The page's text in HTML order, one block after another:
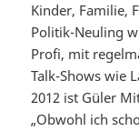
Kinder, Familie,
Politik-Neuling
Profi, mit
Talk-Shows wie
2012 ist Güler
„Obwohl ich